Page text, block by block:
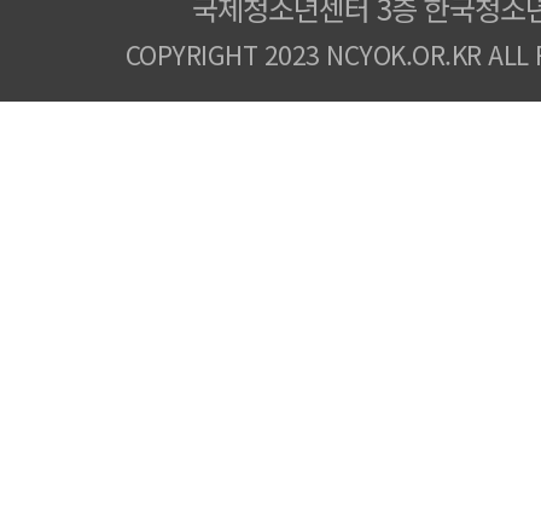
COPYRIGHT 2023 NCYOK.OR.KR ALL